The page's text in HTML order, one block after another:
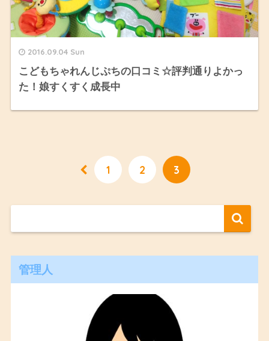
2016.09.04 Sun
こどもちゃれんじぷちの口コミ☆評判通りよかっ
た！娘すくすく成長中
1 2 3
管理人